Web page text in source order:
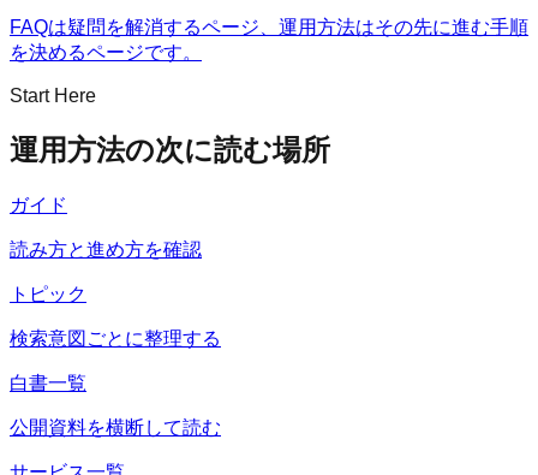
FAQは疑問を解消するページ、運用方法はその先に進む手順
を決めるページです。
Start Here
運用方法の次に読む場所
ガイド
読み方と進め方を確認
トピック
検索意図ごとに整理する
白書一覧
公開資料を横断して読む